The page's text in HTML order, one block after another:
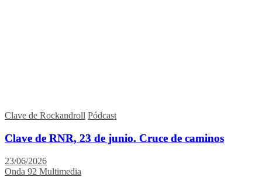
Clave de Rockandroll Pódcast
Clave de RNR, 23 de junio. Cruce de caminos
23/06/2026
Onda 92 Multimedia